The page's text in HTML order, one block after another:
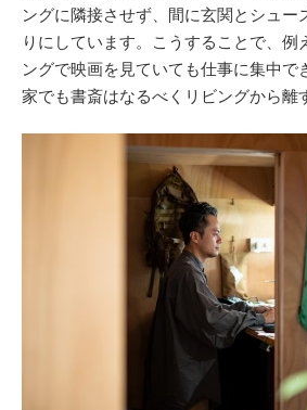
ングに隣接させず、間に玄関とシュー
りにしています。こうすることで、例
ングで映画を見ていても仕事に集中で
家でも書斎はなるべくリビングから離